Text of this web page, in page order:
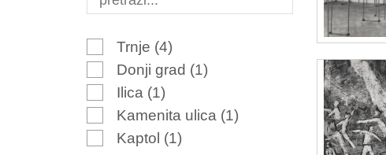
Trnje (4)
Donji grad (1)
Ilica (1)
Kamenita ulica (1)
Kaptol (1)